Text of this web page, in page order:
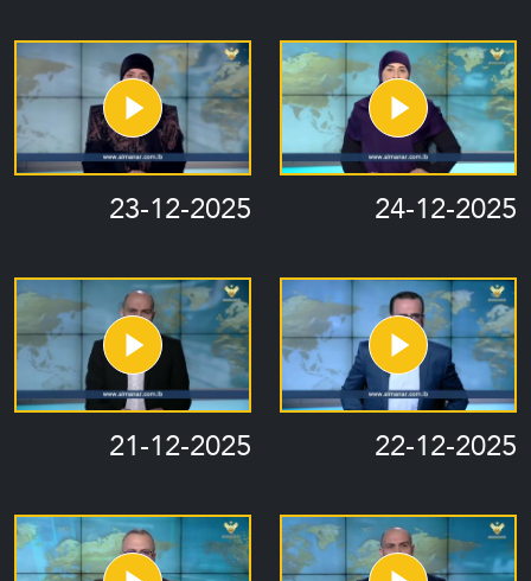
24-12-2025
23-12-2025
22-12-2025
21-12-2025